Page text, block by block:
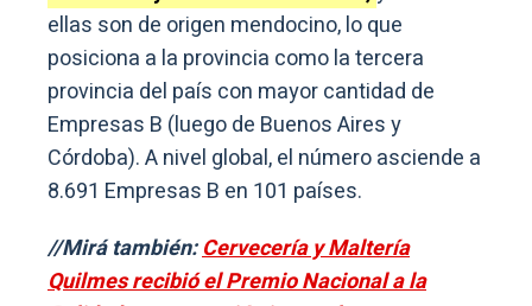
ellas son de origen mendocino, lo que
posiciona a la provincia como la tercera
provincia del país con mayor cantidad de
Empresas B (luego de Buenos Aires y
Córdoba). A nivel global, el número asciende a
8.691 Empresas B en 101 países.
//Mirá también:Cervecería y Maltería
Quilmes recibió el Premio Nacional a la